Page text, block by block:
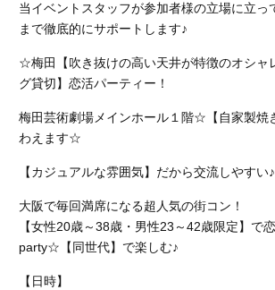
当イベントスタッフが参加者様の立場に立っ
まで徹底的にサポートします♪
☆梅田【吹き抜けの高い天井が特徴のオシャ
グ貸切】恋活パーティー！
梅田芸術劇場メインホール１階☆【自家製焼
わえます☆
【カジュアルな雰囲気】だから交流しやすい♪
大阪で毎回満席になる超人気の街コン！
【女性20歳～38歳・男性23～42歳限定】で
party☆【同世代】で楽しむ♪
【日時】